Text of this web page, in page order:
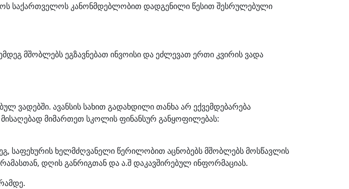
საქართველოს კანონმდებლობით დადგენილი წესით შესრულებული
მშობლებს ეგზავნებათ ინვოისი და ეძლევათ ერთი კვირის ვადა
ვადებში. ავანსის სახით გადახდილი თანხა არ ექვემდებარება
მიმართეთ სკოლის ფინანსურ განყოფილებას:
საფეხურის ხელმძღვანელი წერილობით აცნობებს მშობლებს მოსწავლის
დღის განრიგთან და ა.შ დაკავშირებულ ინფორმაციას.